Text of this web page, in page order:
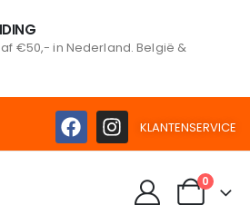
€50,- in Nederland. België &
KLANTENSERVICE
0